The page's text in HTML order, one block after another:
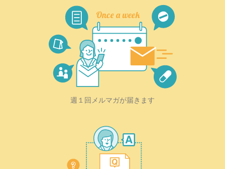
週１回メルマガが届きます